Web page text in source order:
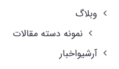
وبلاگ
نمونه دسته مقالات
آرشیواخبار